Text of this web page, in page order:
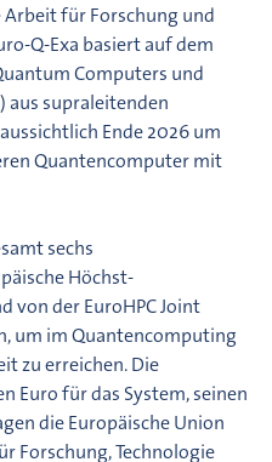
für Forschung und
Q-Exa basiert auf dem
Computers und
aus supraleitenden
Ende 2026 um
Quantencomputer mit
sechs
Höchst-
von der EuroHPC Joint
um im Quantencomputing
zu erreichen. Die
Euro für das System, seinen
die Europäische Union
Forschung, Technologie